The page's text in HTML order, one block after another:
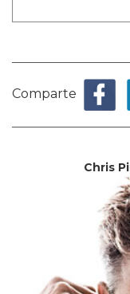
Comparte
Chris